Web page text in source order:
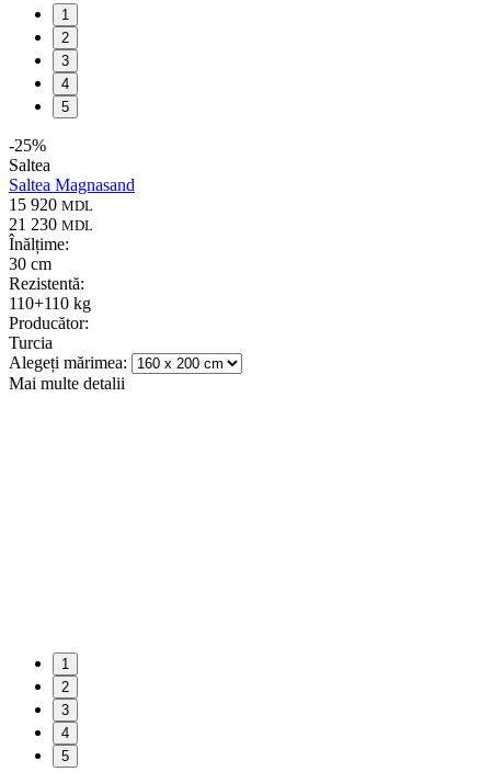
1
2
3
4
5
-25%
Saltea
Saltea Magnasand
15 920 MDL
21 230 MDL
Înălțime:
30 cm
Rezistentă:
110+110 kg
Producător:
Turcia
Alegeți mărimea:
Mai multe detalii
1
2
3
4
5